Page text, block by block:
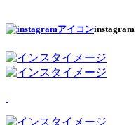
instagram